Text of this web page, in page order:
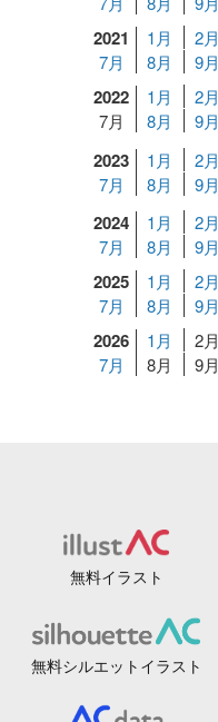
2021 1月 2月
7月
8月 9月
2022 1月 2月
7月
8月 9月
2023 1月 2月
7月
8月 9月
2024 1月 2月
7月
8月 9月
2025 1月 2月
7月
8月 9月
2026 1月 2月
7月
8月 9月
無料イラスト
無料シルエットイラスト